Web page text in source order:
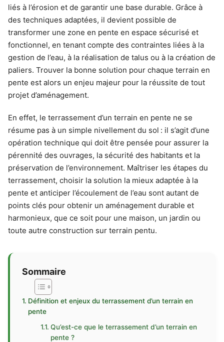
liés à l’érosion et de garantir une base durable. Grâce à
des techniques adaptées, il devient possible de
transformer une zone en pente en espace sécurisé et
fonctionnel, en tenant compte des contraintes liées à la
gestion de l’eau, à la réalisation de talus ou à la création de
paliers. Trouver la bonne solution pour chaque terrain en
pente est alors un enjeu majeur pour la réussite de tout
projet d’aménagement.
En effet, le terrassement d’un terrain en pente ne se
résume pas à un simple nivellement du sol : il s’agit d’une
opération technique qui doit être pensée pour assurer la
pérennité des ouvrages, la sécurité des habitants et la
préservation de l’environnement. Maîtriser les étapes du
terrassement, choisir la solution la mieux adaptée à la
pente et anticiper l’écoulement de l’eau sont autant de
points clés pour obtenir un aménagement durable et
harmonieux, que ce soit pour une maison, un jardin ou
toute autre construction sur terrain pentu.
Sommaire
Définition et enjeux du terrassement d’un terrain en
pente
Qu’est-ce que le terrassement d’un terrain en
pente ?